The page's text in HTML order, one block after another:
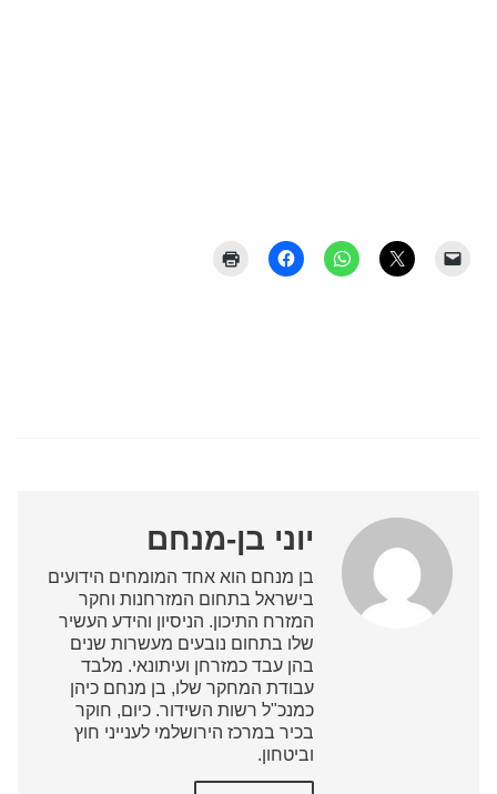
יוני בן-מנחם
בן מנחם הוא אחד המומחים הידועים
בישראל בתחום המזרחנות וחקר
המזרח התיכון. הניסיון והידע העשיר
שלו בתחום נובעים מעשרות שנים
בהן עבד כמזרחן ועיתונאי. מלבד
עבודת המחקר שלו, בן מנחם כיהן
כמנכ"ל רשות השידור. כיום, חוקר
בכיר במרכז הירושלמי לענייני חוץ
וביטחון.